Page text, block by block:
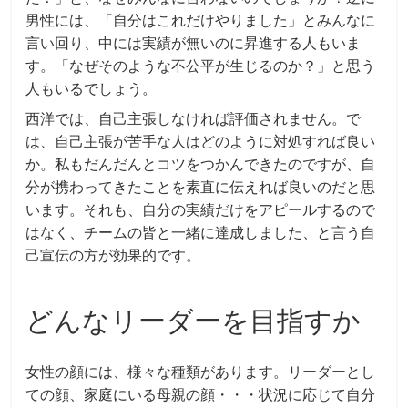
男性には、「自分はこれだけやりました」とみんなに
言い回り、中には実績が無いのに昇進する人もいま
す。「なぜそのような不公平が生じるのか？」と思う
人もいるでしょう。
西洋では、自己主張しなければ評価されません。で
は、自己主張が苦手な人はどのように対処すれば良い
か。私もだんだんとコツをつかんできたのですが、自
分が携わってきたことを素直に伝えれば良いのだと思
います。それも、自分の実績だけをアピールするので
はなく、チームの皆と一緒に達成しました、と言う自
己宣伝の方が効果的です。
どんなリーダーを目指すか
女性の顔には、様々な種類があります。リーダーとし
ての顔、家庭にいる母親の顔・・・状況に応じて自分